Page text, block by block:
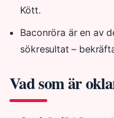
Kött.
Baconröra är en av
sökresultat –
Vad som är